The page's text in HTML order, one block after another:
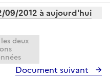
09/2012 à aujourd'hui
deux
Document suivant